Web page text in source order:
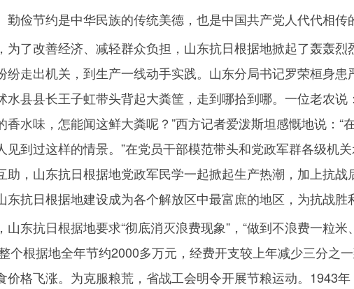
勤俭节约是中华民族的传统美德，也是中国共产党人代代相传
为了改善经济、减轻群众负担，山东抗日根据地掀起了轰轰
纷走出机关，到生产一线动手实践。山东分局书记罗荣桓身
水县县长王子虹带头背起大粪筐，走到哪拾到哪。一位老农
香水味，怎能闻这鲜大粪呢？”西方记者爱泼斯坦感慨地说：
见到过这样的情景。”在党员干部模范带头和党政军群各级机
助，山东抗日根据地党政军民学一起掀起生产热潮，加上抗战
东抗日根据地建设成为各个解放区中最富庶的地区，为抗战胜
山东抗日根据地要求“彻底消灭浪费现象”，“做到不浪费一粒
个根据地全年节约2000多万元，经费开支较上年减少三分之一
价格飞涨。为克服粮荒，省战工会明令开展节粮运动。 1943年